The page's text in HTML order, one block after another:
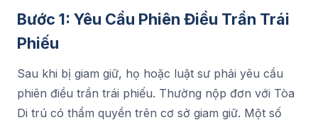
Bước 1: Yêu Cầu Phiên Điều Trần Trái
Phiếu
Sau khi bị giam giữ, họ hoặc luật sư phải yêu cầu
phiên điều trần trái phiếu. Thường nộp đơn với Tòa
Di trú có thẩm quyền trên cơ sở giam giữ. Một số